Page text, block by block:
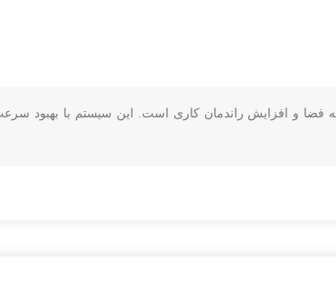
فضا و افزایش راندمان کاری است. این سیستم با بهبود